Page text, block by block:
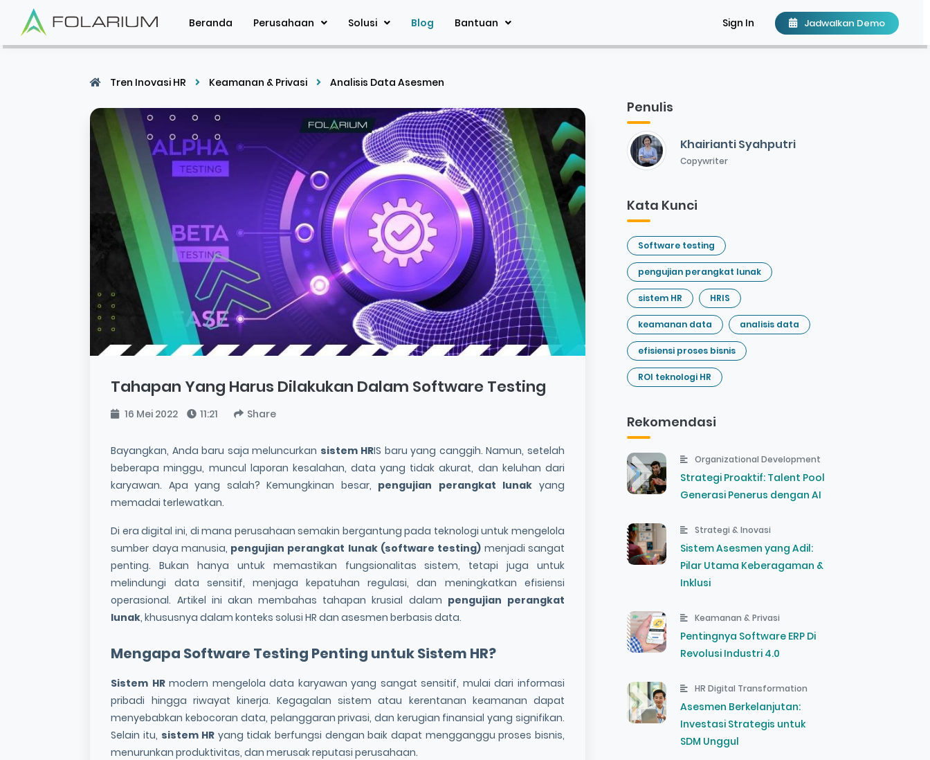
Beranda Perusahaan Solusi Blog Bantuan Sign In Jadwalkan Demo
Tren Inovasi HR Keamanan & Privasi Analisis Data Asesmen
Tahapan Yang Harus Dilakukan Dalam Software Testing
16 Mei 2022 11:21 Share
Bayangkan, Anda baru saja meluncurkan sistem HRIS baru yang canggih. Namun, setelah
beberapa minggu, muncul laporan kesalahan, data yang tidak akurat, dan keluhan dari
karyawan. Apa yang salah? Kemungkinan besar, pengujian perangkat lunak yang
memadai terlewatkan.
Di era digital ini, di mana perusahaan semakin bergantung pada teknologi untuk mengelola
sumber daya manusia, pengujian perangkat lunak(software testing) menjadi sangat
penting. Bukan hanya untuk memastikan fungsionalitas sistem, tetapi juga untuk
melindungi data sensitif, menjaga kepatuhan regulasi, dan meningkatkan efisiensi
operasional. Artikel ini akan membahas tahapan krusial dalam pengujian perangkat
lunak, khususnya dalam konteks solusi HR dan asesmen berbasis data.
Mengapa Software Testing Penting untukSistem HR?
Sistem HRmodern mengelola data karyawan yang sangat sensitif, mulai dari informasi
pribadi hingga riwayat kinerja. Kegagalan sistem atau kerentanan keamanan dapat
menyebabkan kebocoran data, pelanggaran privasi, dan kerugian finansial yang signifikan.
Selain itu, sistem HR yang tidak berfungsi dengan baik dapat mengganggu proses bisnis,
menurunkan produktivitas, dan merusak reputasi perusahaan.
Penulis
Khairianti Syahputri
Copywriter
Kata Kunci
Software testing
pengujian perangkat lunak
sistem HR HRIS
keamanan data analisis data
efisiensi proses bisnis
ROI teknologi HR
Rekomendasi
Organizational Development
Strategi Proaktif: Talent Pool
Generasi Penerus dengan AI
Strategi & Inovasi
Sistem Asesmen yang Adil:
Pilar Utama Keberagaman &
Inklusi
Keamanan & Privasi
Pentingnya Software ERP Di
Revolusi Industri 4.0
HR Digital Transformation
Asesmen Berkelanjutan:
Investasi Strategis untuk
SDM Unggul